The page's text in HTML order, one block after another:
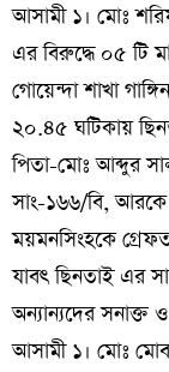
আসামী ১। মোঃ
এর বিরুদ্ধে ০৫ টি
গোয়েন্দা শাখা
২০.৪৫ ঘটিকায়
পিতা-মোঃ আব্দুর
সাং-১৬৬/বি,
ময়মনসিংহকে
যাবৎ ছিনতাই এর
অন্যান্যদের সনাক্ত
আসামী ১। মোঃ